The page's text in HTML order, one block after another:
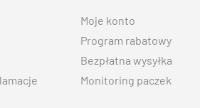
Moje konto
Program rabatowy
Bezpłatna wysyłka
Monitoring paczek